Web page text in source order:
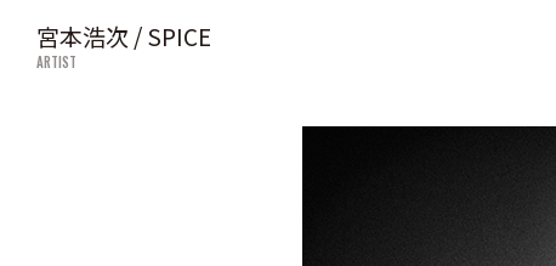
宮本浩次 / SPICE
ARTIST